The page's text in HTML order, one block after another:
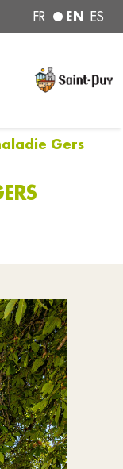
FR EN ES
Gers